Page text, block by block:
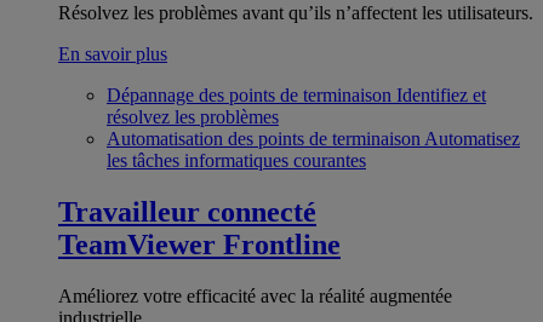
Résolvez les problèmes avant qu’ils n’affectent les utilisateurs.
En savoir plus
Dépannage des points de terminaison Identifiez et
résolvez les problèmes
Automatisation des points de terminaison Automatisez
les tâches informatiques courantes
Travailleur connecté
TeamViewer Frontline
Améliorez votre efficacité avec la réalité augmentée
industrielle.